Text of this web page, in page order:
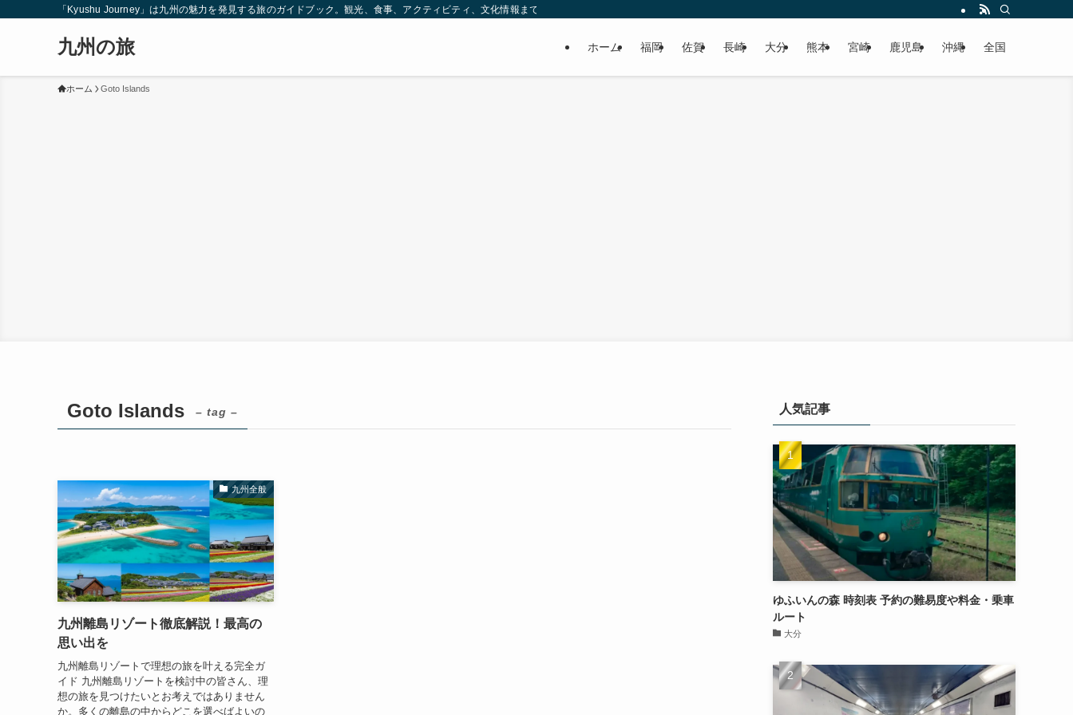
「Kyushu Journey」は九州の魅力を発見する旅のガイドブック。観光、食事、アクティビティ、文化情報まで、九州をもっと楽しむための情報をお届けします！
九州の旅 ホーム 福岡 佐賀 長崎 大分 熊本 宮崎 鹿児島 沖縄 全国
ホーム Goto Islands
Goto Islands – tag –
九州全般
九州離島リゾート徹底解説！最高の
思い出を
九州離島リゾートで理想の旅を叶える完全ガ
イド 九州離島リゾートを検討中の皆さん、理
想の旅を見つけたいとお考えではありません
か。多くの離島の中からどこを選べばよいの
人気記事
ゆふいんの森 時刻表 予約の難易度や料金・乗車
ルート
大分